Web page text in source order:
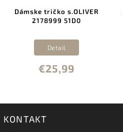
Dámske tričko s.OLIVER
2178999 51D0
€25,99
Detail
KONTAKT